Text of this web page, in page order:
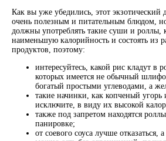
Как вы уже убедились, этот экзотический
очень полезным и питательным блюдом,
должны употреблять такие суши и роллы,
наименьшую калорийность и состоять из
продуктов, поэтому:
интересуйтесь, какой рис кладут в
которых имеется не обычный
богатый простыми углеводами, а
такие начинки, как копченый
исключите, в виду их высокой
также под запретом находятся
панировке;
от соевого соуса лучше отказаться,